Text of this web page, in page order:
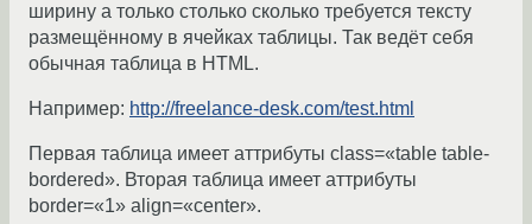
ширину а только столько сколько требуется тексту
размещённому в ячейках таблицы. Так ведёт себя
обычная таблица в HTML.
Например: http://freelance-desk.com/test.html
Первая таблица имеет аттрибуты class=«table table-
bordered». Вторая таблица имеет аттрибуты
border=«1» align=«center».